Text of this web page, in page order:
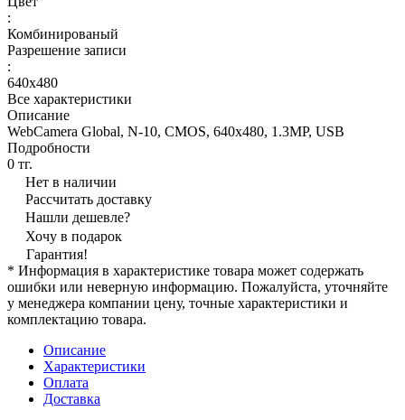
:
Комбинированый
Разрешение записи
:
640x480
Все характеристики
Описание
WebCamera Global, N-10, CMOS, 640x480, 1.3MP, USB
Подробности
0 тг.
Нет в наличии
Рассчитать доставку
Нашли дешевле?
Хочу в подарок
Гарантия!
* Информация в характеристике товара может содержать
ошибки или неверную информацию. Пожалуйста, уточняйте
у менеджера компании цену, точные характеристики и
комплектацию товара.
Описание
Характеристики
Оплата
Доставка